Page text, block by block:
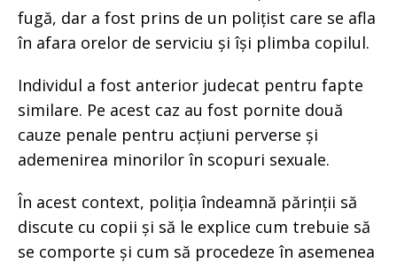
fugă, dar a fost prins de un polițist care se afla
în afara orelor de serviciu și își plimba copilul.
Individul a fost anterior judecat pentru fapte
similare. Pe acest caz au fost pornite două
cauze penale pentru acțiuni perverse și
ademenirea minorilor în scopuri sexuale.
În acest context, poliția îndeamnă părinții să
discute cu copii și să le explice cum trebuie să
se comporte și cum să procedeze în asemenea